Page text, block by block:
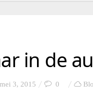
in de
3, 2015 0